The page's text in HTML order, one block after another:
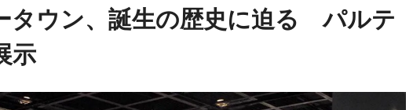
タウン、誕生の歴史に迫る パルテ
示